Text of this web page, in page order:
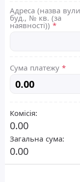
Адреса (назва
буд., № кв. (за
наявності)) *
Сума платежу *
Комісія:
0.00
Загальна сума:
0.00